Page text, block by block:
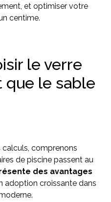
et optimiser votre
centime.
le verre
le sable
comprenons
de piscine passent au
des avantages
adoption croissante dans